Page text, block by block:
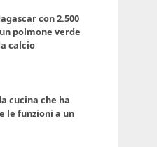
con 2.500
polmone verde
calcio
cucina che ha
le funzioni a un